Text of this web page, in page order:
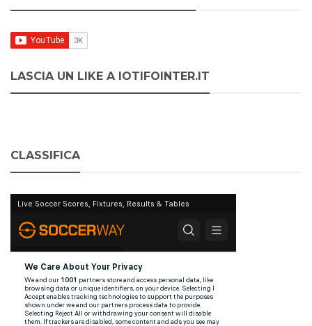
LASCIA UN LIKE A IOTIFOINTER.IT
CLASSIFICA